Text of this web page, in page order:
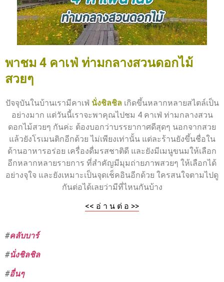
พาชม 4 คาเฟ่ ท่ามกลางสวนดอกไม้
สวยๆ
ปัจจุบันในบ้านเรามีคาเฟ่ นั่งชิลชิลเกิดขึ้นหลากหลายสไตล์เป็น
อย่างมาก แต่วันนี้เราจะพาคุณไปชม 4 คาเฟ่ ท่ามกลางสวน
ดอกไม้สวยๆ กันค่ะ ต้องบอกว่าบรรยากาศดีสุดๆ นอกจากสวย
แล้วยังโรเมนติกอีกด้วย ไม่เพียงเท่านั้น แต่ละร้านยังขึ้นชื่อใน
ด้านอาหารอร่อย เครื่องดื่มรสชาติดี และยังมีเมนูขนมให้เลือก
อีกหลากหลายรายการ ที่สำคัญมีมุมถ่ายภาพสวยๆ ให้เลือกได้
อย่างจุใจ และยังเหมาะเป็นจุดเช็คอินอีกด้วย ใครสนใจตามไปดู
กันต่อได้เลยว่ามีที่ไหนกันบ้าง
<< อ่ า น ต่ อ >>
#คลับบาร์
#นั่งชิลชิล
#อื่นๆ